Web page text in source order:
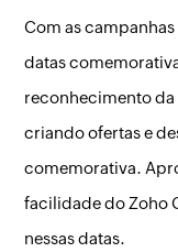
Com as
datas
reconhecimento da
criando ofertas e
comemorativa.
facilidade do Zoho
nessas datas.